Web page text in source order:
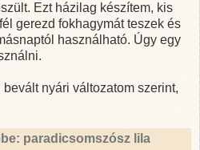
Ezt házilag készítem, kis
gerezd fokhagymát teszek és
használható. Úgy egy
nyári változatom szerint,
paradicsomszósz lila